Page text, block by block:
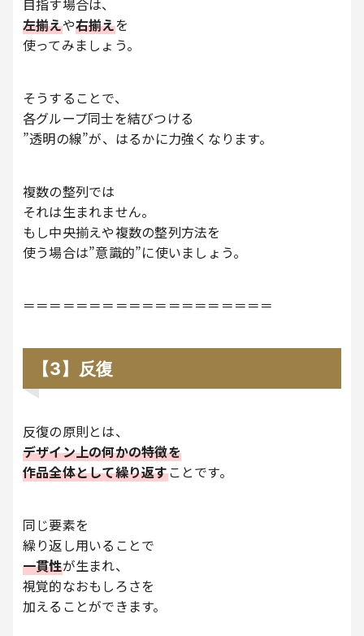
目指す場合は、
左揃えや右揃えを
使ってみましょう。
そうすることで、
各グループ同士を結びつける
”透明の線”が、はるかに力強くなります。
複数の整列では
それは生まれません。
もし中央揃えや複数の整列方法を
使う場合は”意識的”に使いましょう。
＝＝＝＝＝＝＝＝＝＝＝＝＝＝＝＝＝＝＝
【3】反復
反復の原則とは、
デザイン上の何かの特徴を
作品全体として繰り返すことです。
同じ要素を
繰り返し用いることで
一貫性が生まれ、
視覚的なおもしろさを
加えることができます。